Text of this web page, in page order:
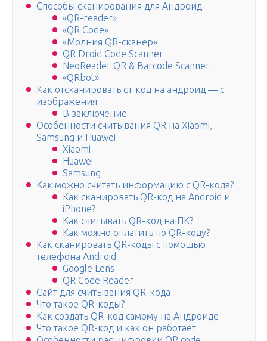
Способы сканирования для Андроид
«QR-reader»
«QR Code»
«Молния QR-сканер»
QR Droid Code Scanner
NeoReader QR & Barcode Scanner
«QRbot»
Как отсканировать qr код на андроид — с
изображения
В заключение
Особенности считывания QR на Xiaomi,
Samsung и Huawei
Xiaomi
Huawei
Samsung
Как можно считать информацию с QR-кода?
Как сканировать QR-код на Android и
iPhone?
Как считывать QR-код на ПК?
Как можно оплатить по QR-коду?
Как сканировать QR-коды с помощью
телефона Android
Google Lens
QR Code Reader
Сайт для считывания QR-кода
Что такое QR-коды?
Как создать QR-код самому на Андроиде
Что такое QR-код и как он работает